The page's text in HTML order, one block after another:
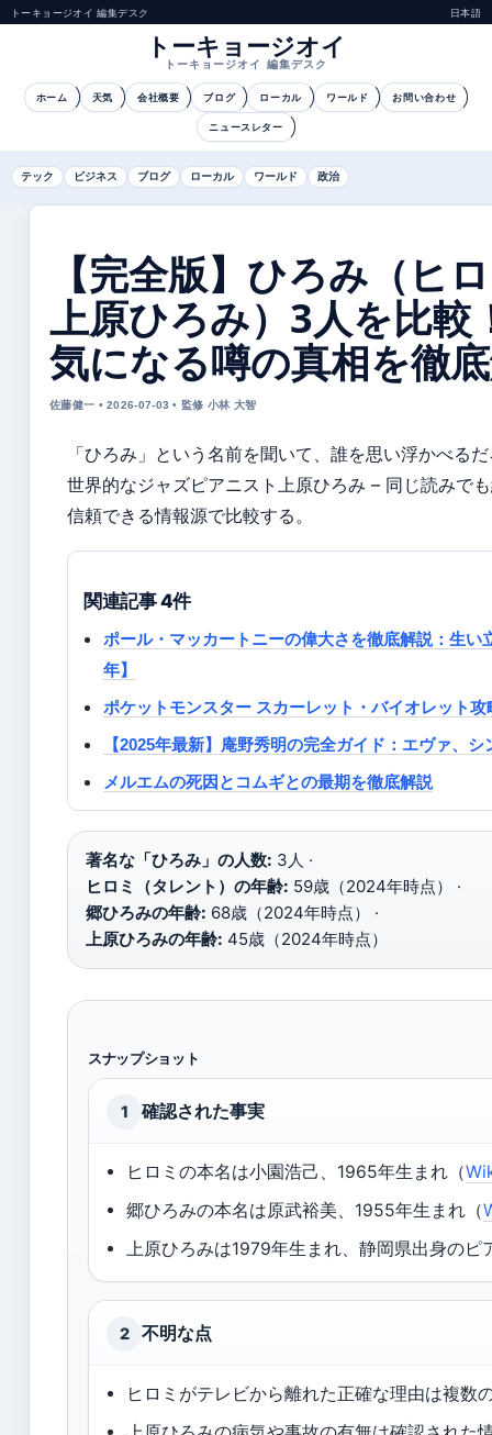
トーキョージオイ 編集デスク 日本語
トーキョージオイ
トーキョージオイ 編集デスク
ホーム 天気 会社概要 ブログ ローカル ワールド お問い合わせ
ニュースレター
テック ビジネス ブログ ローカル ワールド 政治
【完全版】ひろみ（ヒ
上原ひろみ）3人を比較
気になる噂の真相を徹
佐藤健一 • 2026-07-03 • 監修 小林 大智
「ひろみ」という名前を聞いて、誰を思い浮かべる
世界的なジャズピアニスト上原ひろみ – 同じ読みで
信頼できる情報源で比較する。
関連記事 4件
ポール・マッカートニーの偉大さを徹底解説：生
年】
ポケットモンスター スカーレット・バイオレット
【2025年最新】庵野秀明の完全ガイド：エヴァ、
メルエムの死因とコムギとの最期を徹底解説
著名な「ひろみ」の人数: 3人 ·
ヒロミ（タレント）の年齢: 59歳（2024年時点） ·
郷ひろみの年齢: 68歳（2024年時点） ·
上原ひろみの年齢: 45歳（2024年時点）
スナップショット
1 確認された事実
ヒロミの本名は小園浩己、1965年生まれ（
郷ひろみの本名は原武裕美、1955年生まれ（
上原ひろみは1979年生まれ、静岡県出身のピ
2 不明な点
ヒロミがテレビから離れた正確な理由は複数